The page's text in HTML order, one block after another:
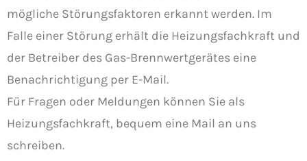
mögliche Störungsfaktoren erkannt werden. Im
Falle einer Störung erhält die Heizungsfachkraft und
der Betreiber des Gas-Brennwertgerätes eine
Benachrichtigung per E-Mail.
Für Fragen oder Meldungen können Sie als
Heizungsfachkraft, bequem eine Mail an uns
schreiben.